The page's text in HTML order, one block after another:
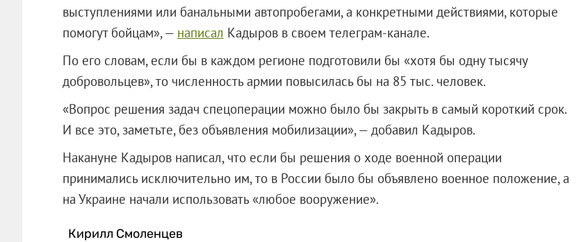
выступлениями или банальными автопробегами, а конкретными действиями, которые
помогут бойцам», — написал Кадыров в своем телеграм-канале.
По его словам, если бы в каждом регионе подготовили бы «хотя бы одну тысячу
добровольцев», то численность армии повысилась бы на 85 тыс. человек.
«Вопрос решения задач спецоперации можно было бы закрыть в самый короткий срок.
И все это, заметьте, без объявления мобилизации», — добавил Кадыров.
Накануне Кадыров написал, что если бы решения о ходе военной операции
принимались исключительно им, то в России было бы объявлено военное положение, а
на Украине начали использовать «любое вооружение».
Кирилл Смоленцев